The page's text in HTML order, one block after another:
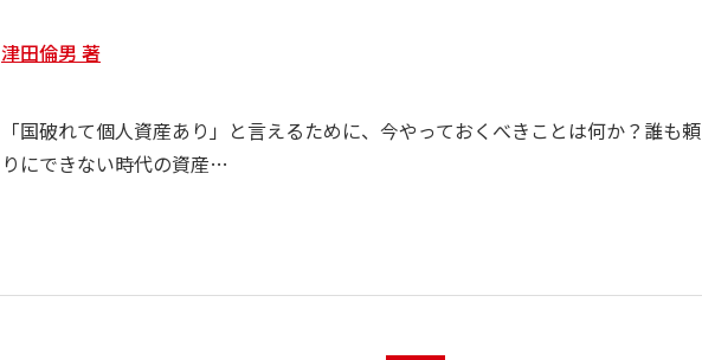
津田倫男 著
「国破れて個人資産あり」と言えるために、今やっておくべきことは何か？誰も頼
りにできない時代の資産…